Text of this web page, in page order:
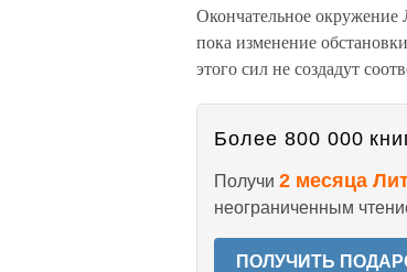
Окончательное окружение
пока изменение
этого сил не создадут
Более 800 000
Получи 2 месяца
неограниченным
ПОЛУЧИТЬ